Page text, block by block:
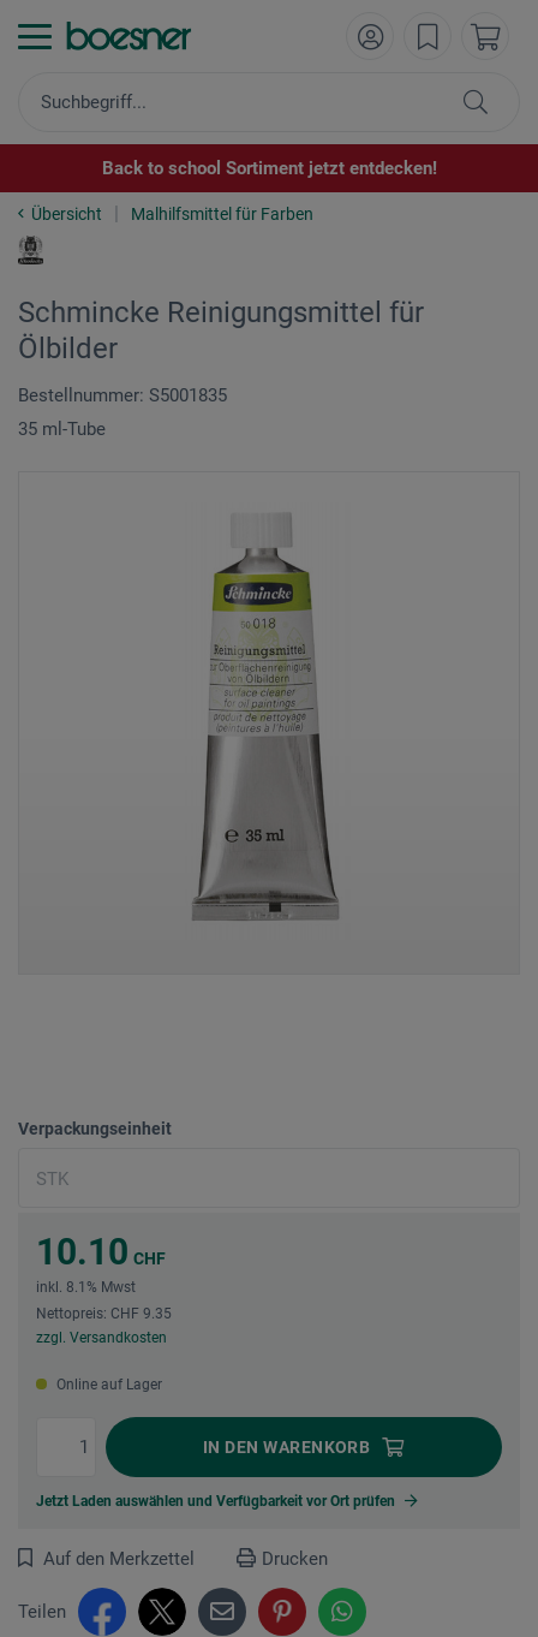
Back to school Sortiment jetzt entdecken!
Übersicht Malhilfsmittel für Farben
Schmincke Reinigungsmittel für
Ölbilder
Bestellnummer: S5001835
35 ml-Tube
Verpackungseinheit
10.10 CHF
inkl. 8.1% Mwst
Nettopreis: CHF 9.35
zzgl. Versandkosten
Online auf Lager
IN DEN WARENKORB
Jetzt Laden auswählen und Verfügbarkeit vor Ort prüfen
Auf den Merkzettel Drucken
Teilen